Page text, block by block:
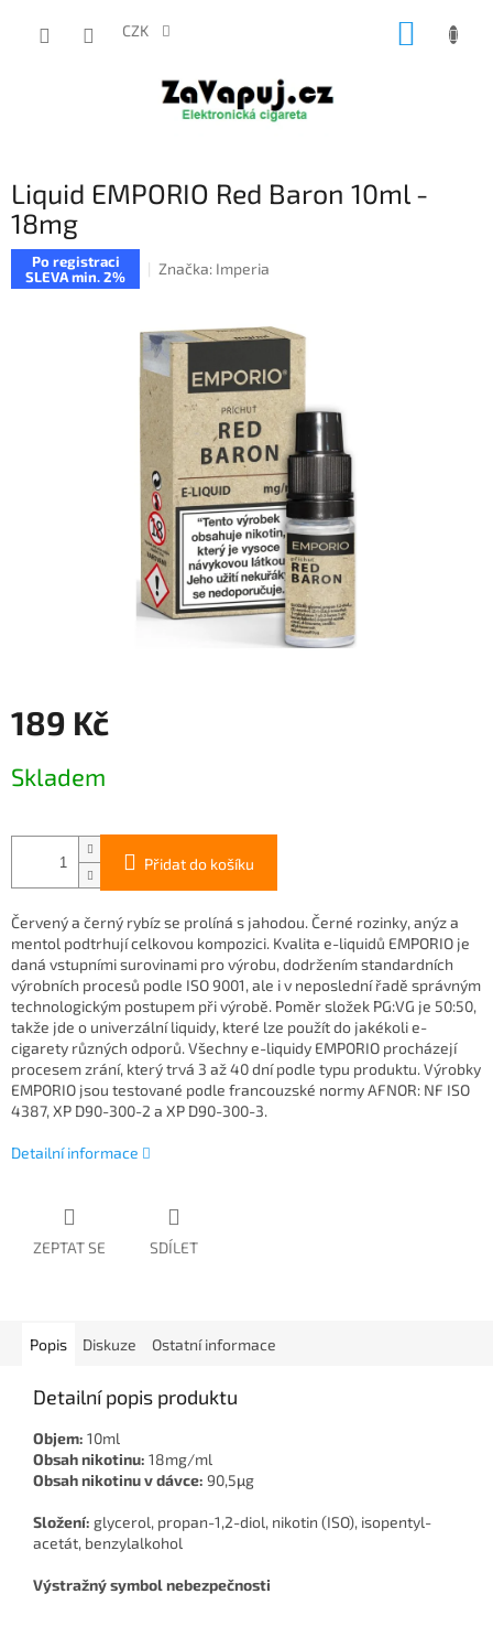
CZK
Liquid EMPORIO Red Baron 10ml -
18mg
Po registraci
SLEVA min. 2%
Značka: Imperia
189 Kč
cena:
Skladem
Přidat do košíku
Červený a černý rybíz se prolíná s jahodou. Černé rozinky, anýz a
mentol podtrhují celkovou kompozici. Kvalita e-liquidů EMPORIO je
daná vstupními surovinami pro výrobu, dodržením standardních
výrobních procesů podle ISO 9001, ale i v neposlední řadě správným
technologickým postupem při výrobě. Poměr složek PG:VG je 50:50,
takže jde o univerzální liquidy, které lze použít do jakékoli e-
cigarety různých odporů. Všechny e-liquidy EMPORIO procházejí
procesem zrání, který trvá 3 až 40 dní podle typu produktu. Výrobky
EMPORIO jsou testované podle francouzské normy AFNOR: NF ISO
4387, XP D90-300-2 a XP D90-300-3.
Detailní informace
ZEPTAT SE SDÍLET
Popis Diskuze Ostatní informace
Detailní popis produktu
Objem: 10ml
Obsah nikotinu: 18mg/ml
Obsah nikotinu v dávce: 90,5μg
Složení: glycerol, propan-1,2-diol, nikotin (ISO), isopentyl-
acetát, benzylalkohol
Výstražný symbol nebezpečnosti